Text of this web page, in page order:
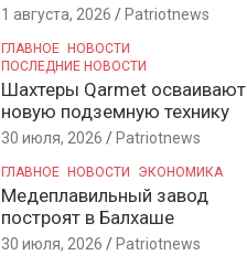
1 августа, 2026 Patriotnews
ГЛАВНОЕ
НОВОСТИ
ПОСЛЕДНИЕ НОВОСТИ
Шахтеры Qarmet осваивают
новую подземную технику
30 июля, 2026 Patriotnews
ГЛАВНОЕ НОВОСТИ ЭКОНОМИКА
Медеплавильный завод
построят в Балхаше
30 июля, 2026 Patriotnews